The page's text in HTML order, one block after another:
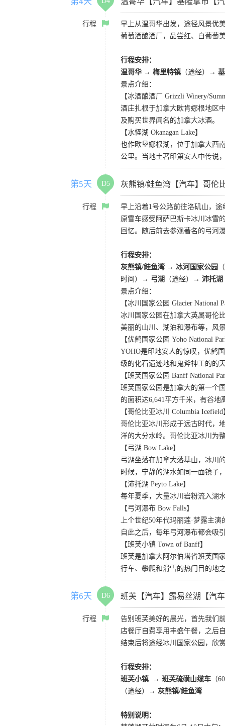
行程
早上从温哥华出发，途径风景优
葡萄酒酿酒厂，品尝红、白葡萄
行程安排：
温哥华 → 梅里特镇 （途经）
→
景点介绍：
【冰酒酿酒厂 Grizzli Winery/
酒庄扎根于加拿大欧肯娜根地区
及购买世界闻名的加拿大冰酒。
【水怪湖 Okanagan Lake】
也作欧垦娜根湖，位于加拿大西
公里。当地土著印第安人中传说
第5天 D5 灰熊镇/鲑鱼湾【汽车】哥伦
行程
早上沿着1号公路前往洛矶山，
原雪车感受阿萨巴斯卡冰川冰雪
回忆。随后前去参观著名的弓河
行程安排：
灰熊镇/鲑鱼湾 → 冰河国家公园
时间）
→ 弓湖 （途经）→ 沛托湖
景点介绍：
【冰川国家公园 Glacier National
冰川国家公园在加拿大英属哥伦
美丽的山川、湖泊和瀑布等，风
【优鹤国家公园 Yoho National
YOHO是印地安人的惊叹，优鹤
级的化石遗迹地和鬼斧神工的的
【班芙国家公园 Banff National
班芙国家公园是加拿大的第一个
的面积达6,641平方千米，有谷
【哥伦比亚冰川 Columbia Icefield
哥伦比亚冰川形成于远古时代，
洋的大分水岭。哥伦比亚冰川为
【弓湖 Bow Lake】
弓湖坐落在加拿大落基山，冰川
时候，宁静的湖水如同一面镜子
【沛托湖 Peyto Lake】
每年夏季，大量冰川岩粉流入湖
【弓河瀑布 Bow Falls】
上个世纪50年代玛丽莲·梦露主
自此之后，每年弓河瀑布都会吸
【班芙小镇 Town of Banff】
班芙是加拿大阿尔伯塔省班芙国
行车、攀爬和滑雪的热门目的地
第6天 D6 班芙【汽车】露易丝湖【汽
行程
告别班芙美好的晨光，首先我们
店餐厅自费享用丰盛午餐，之后
结束后将途经冰川国家公园，欣
行程安排：
班芙小镇 → 班芙硫磺山缆车 （
（途经）
→ 灰熊镇/鲑鱼湾
特别说明：